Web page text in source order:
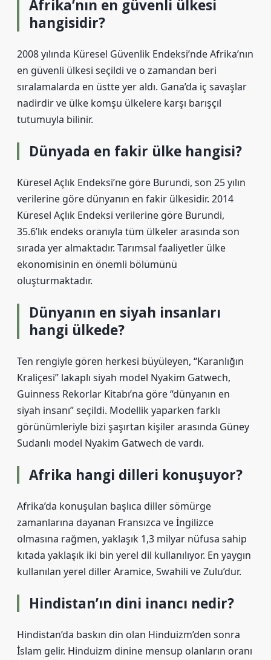
Afrika’nın en güvenli ülkesi
hangisidir?
2008 yılında Küresel Güvenlik Endeksi’nde Afrika’nın
en güvenli ülkesi seçildi ve o zamandan beri
sıralamalarda en üstte yer aldı. Gana’da iç savaşlar
nadirdir ve ülke komşu ülkelere karşı barışçıl
tutumuyla bilinir.
Dünyada en fakir ülke hangisi?
Küresel Açlık Endeksi’ne göre Burundi, son 25 yılın
verilerine göre dünyanın en fakir ülkesidir. 2014
Küresel Açlık Endeksi verilerine göre Burundi,
35.6’lık endeks oranıyla tüm ülkeler arasında son
sırada yer almaktadır. Tarımsal faaliyetler ülke
ekonomisinin en önemli bölümünü
oluşturmaktadır.
Dünyanın en siyah insanları
hangi ülkede?
Ten rengiyle gören herkesi büyüleyen, “Karanlığın
Kraliçesi” lakaplı siyah model Nyakim Gatwech,
Guinness Rekorlar Kitabı’na göre “dünyanın en
siyah insanı” seçildi. Modellik yaparken farklı
görünümleriyle bizi şaşırtan kişiler arasında Güney
Sudanlı model Nyakim Gatwech de vardı.
Afrika hangi dilleri konuşuyor?
Afrika’da konuşulan başlıca diller sömürge
zamanlarına dayanan Fransızca ve İngilizce
olmasına rağmen, yaklaşık 1,3 milyar nüfusa sahip
kıtada yaklaşık iki bin yerel dil kullanılıyor. En yaygın
kullanılan yerel diller Aramice, Swahili ve Zulu’dur.
Hindistan’ın dini inancı nedir?
Hindistan’da baskın din olan Hinduizm’den sonra
İslam gelir. Hinduizm dinine mensup olanların oranı